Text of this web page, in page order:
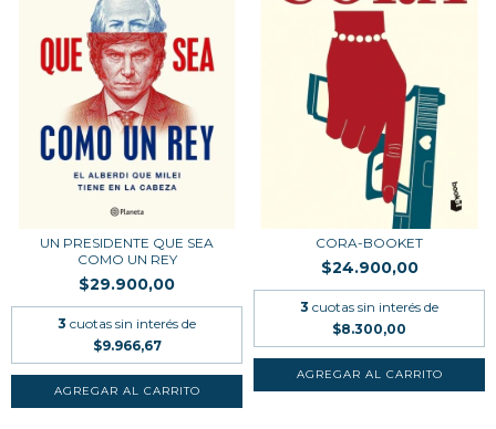
UN PRESIDENTE QUE SEA
COMO UN REY
$29.900,00
3 cuotas sin interés de
$9.966,67
CORA-BOOKET
$24.900,00
3 cuotas sin interés de
$8.300,00